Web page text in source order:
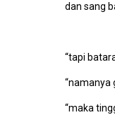
dan sang
“tapi
“namanya
“maka